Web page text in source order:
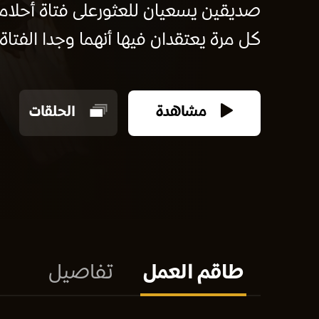
صديقين يسعيان للعثورعلى فتاة
كل مرة يعتقدان فيها أنهما وجدا الفتاة
مشاهدة الحلقات
طاقم العمل تفاصيل